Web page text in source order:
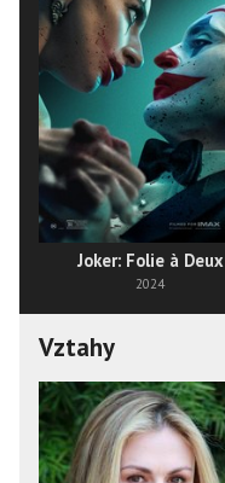
Joker: Folie à Deux
2024
Vztahy